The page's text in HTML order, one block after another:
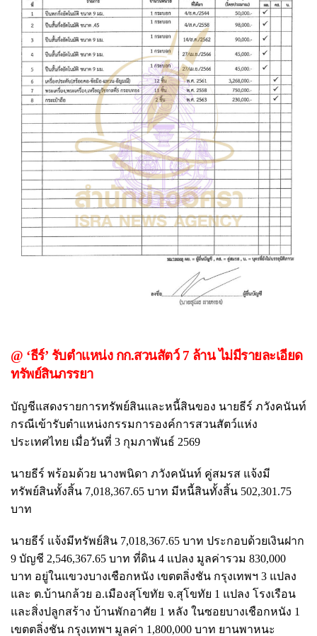
@ ‘ธีร์’ รับตำแหน่ง กก.สวนสัตว์ 7 ล้าน ไม่มีรายละเอียด
ทรัพย์สินภรรยา
บัญชีแสดงรายการทรัพย์สินและหนี้สินของ นายธีร์ ภวังคนันท์
กรณีเข้ารับตำแหน่งกรรมการองค์การสวนสัตว์แห่ง
ประเทศไทย เมื่อวันที่ 3 กุมภาพันธ์ 2569
นายธีร์ พร้อมด้วย นางพนิดา ภวังคนันท์ คู่สมรส แจ้งมี
ทรัพย์สินทั้งสิ้น 7,018,367.65 บาท มีหนี้สินทั้งสิ้น 502,301.75
บาท
นายธีร์ แจ้งมีทรัพย์สิน 7,018,367.65 บาท ประกอบด้วยเงินฝาก
9 บัญชี 2,546,367.65 บาท ที่ดิน 4 แปลง มูลค่ารวม 830,000
บาท อยู่ในแขวงบางเชือกหนัง เขตตลิ่งชัน กรุงเทพฯ 3 แปลง
และ ต.บ้านกล้วย อ.เมืองสุโขทัย จ.สุโขทัย 1 แปลง โรงเรือน
และสิ่งปลูกสร้าง บ้านพักอาศัย 1 หลัง ในซอยบางเชือกหนัง 1
เขตตลิ่งชัน กรุงเทพฯ มูลค่า 1,800,000 บาท ยานพาหนะ